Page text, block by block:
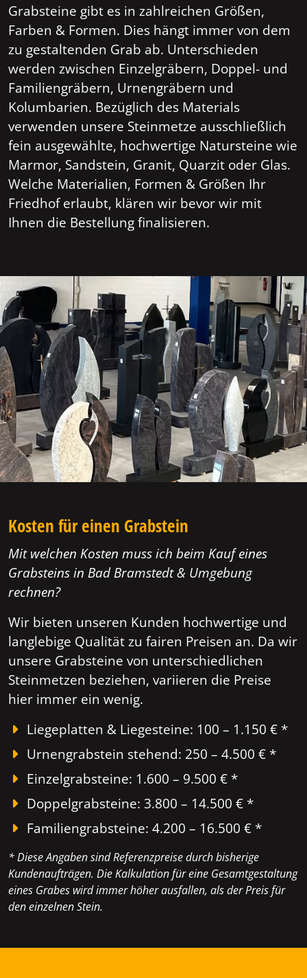
Grabsteine gibt es in zahlreichen Größen,
Farben & Formen. Dies hängt immer von dem
zu gestaltenden Grab ab. Unterschieden
werden zwischen Einzelgräbern, Doppel- und
Familiengräbern, Urnengräbern und
Kolumbarien. Bezüglich des Materials
verwenden unsere Steinmetze ausschließlich
fein ausgewählte, hochwertige Natursteine wie
Marmor, Sandstein, Granit, Quarzit oder Glas.
Welche Materialien, Formen & Größen Ihr
Friedhof erlaubt, klären wir bevor wir mit
Ihnen die Bestellung finalisieren.
Kosten für einen Grabstein
Mit welchen Kosten muss ich beim Kauf eines
Grabsteins in Bad Bramstedt & Umgebung
rechnen?
Wir bieten unseren Kunden hochwertige und
langlebige Qualität zu fairen Preisen an. Da wir
unsere Grabsteine von unterschiedlichen
Steinmetzen beziehen, variieren die Preise
hier immer ein wenig.
Liegeplatten & Liegesteine: 100 – 1.150 € *
Urnengrabstein stehend: 250 – 4.500 € *
Einzelgrabsteine: 1.600 – 9.500 € *
Doppelgrabsteine: 3.800 – 14.500 € *
Familiengrabsteine: 4.200 – 16.500 € *
* Diese Angaben sind Referenzpreise durch bisherige
Kundenaufträgen. Die Kalkulation für eine Gesamtgestaltung
eines Grabes wird immer höher ausfallen, als der Preis für
den einzelnen Stein.